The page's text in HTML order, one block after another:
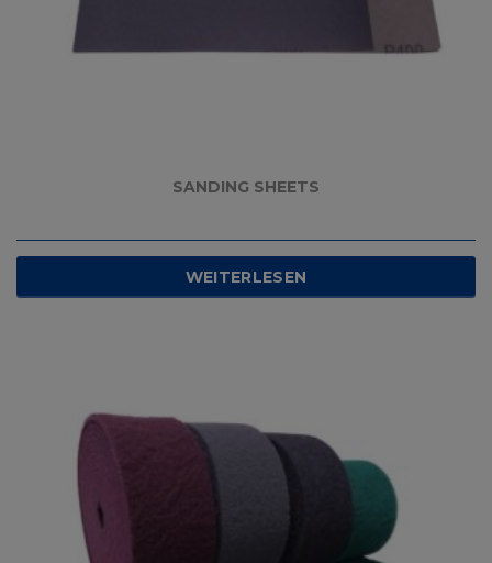
SANDING SHEETS
WEITERLESEN